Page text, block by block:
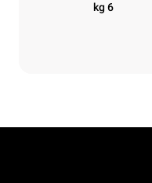
6 kg